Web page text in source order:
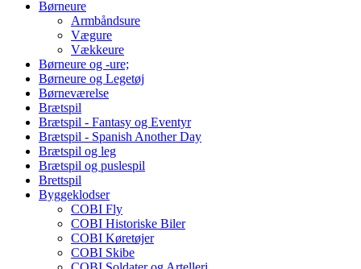
Børneure
Armbåndsure
Vægure
Vækkeure
Børneure og -ure;
Børneure og Legetøj
Børneværelse
Brætspil
Brætspil - Fantasy og Eventyr
Brætspil - Spanish Another Day
Brætspil og leg
Brætspil og puslespil
Brettspil
Byggeklodser
COBI Fly
COBI Historiske Biler
COBI Køretøjer
COBI Skibe